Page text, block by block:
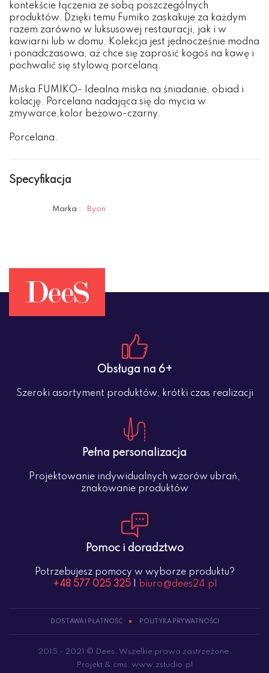
kontekście łączenia ze sobą poszczególnych
produktów. Dzięki temu Fumiko zaskakuje za każdym
razem zarówno w luksusowej restauracji, jak i w
kawiarni lub w domu. Kolekcja jest jednocześnie modna
i ponadczasowa, aż chce się zaprosić kogoś na kawę i
pochwalić się stylową porcelaną.
Miska FUMIKO- Idealna miska na śniadanie, obiad i
kolację. Porcelana nadająca się do mycia w
zmywarce,kolor beżowo-czarny.
Porcelana.
Specyfikacja
Marka : Byon
Obsługa na 6+
Szeroki asortyment produktów, krótki czas realizacji
Pełna personalizacja
Projektowanie indywidualnych wzorów ubrań,
znakowanie produktów
Pomoc i doradztwo
Potrzebujesz pomocy w wyborze produktu?
+48 577 025 325| biuro@dees24.pl
DOSTAWA I PŁATNOŚĆ POLITYKA PRYWATNOŚCI
2015 - 2021 © Dees. Wszelkie prawa zastrzeżone.
Projekt & cms : www.zstudio.pl